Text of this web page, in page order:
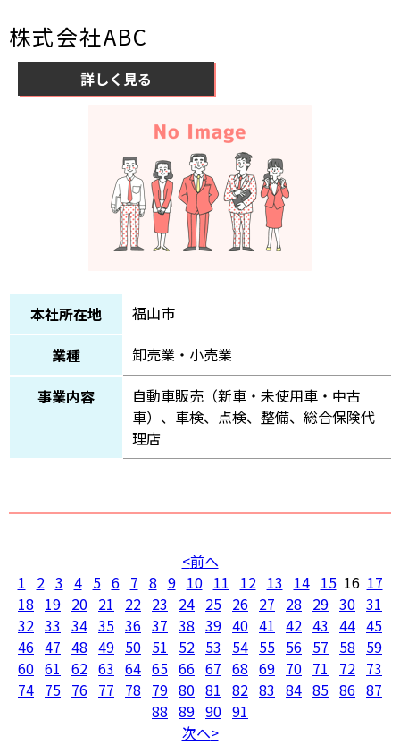
株式会社ABC
詳しく見る
本社所在地
福山市
業種
卸売業・小売業
事業内容
自動車販売（新車・未使用車・中古
車）、車検、点検、整備、総合保険代
理店
前へ
1
2 3 4 5 6 7 8 9 10 11 12 13 14 15 16 17
18 19 20 21 22 23 24 25 26 27 28 29 30 31
32 33 34 35 36 37 38 39 40 41 42 43 44 45
46 47 48 49 50 51 52 53 54 55 56 57 58 59
60 61 62 63 64 65 66 67 68 69 70 71 72 73
74 75 76 77 78 79 80 81 82 83 84 85 86 87
88 89 90 91
次へ